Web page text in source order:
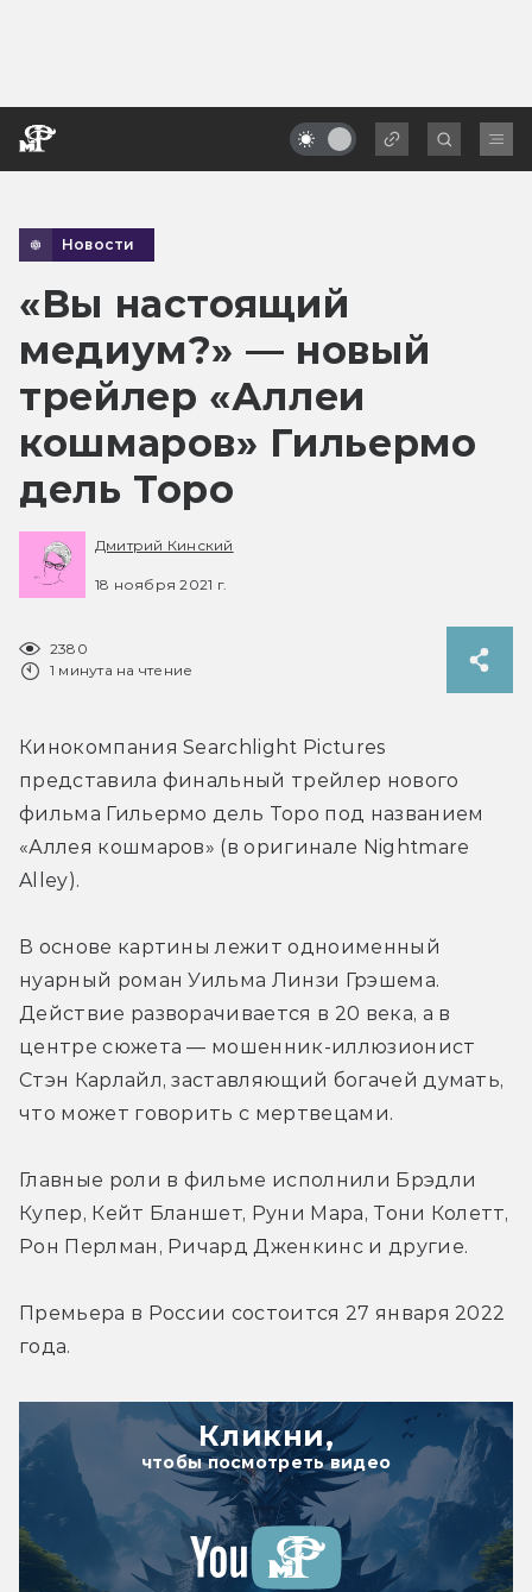
Новости
«Вы настоящий
медиум?» — новый
трейлер «Аллеи
кошмаров» Гильермо
дель Торо
Дмитрий Кинский
18 ноября 2021 г.
2380
1 минута на чтение
Кинокомпания Searchlight Pictures
представила финальный трейлер нового
фильма Гильермо дель Торо под названием
«Аллея кошмаров» (в оригинале Nightmare
Alley).
В основе картины лежит одноименный
нуарный роман Уильма Линзи Грэшема.
Действие разворачивается в 20 века, а в
центре сюжета — мошенник-иллюзионист
Стэн Карлайл, заставляющий богачей думать,
что может говорить с мертвецами.
Главные роли в фильме исполнили Брэдли
Купер, Кейт Бланшет, Руни Мара, Тони Колетт,
Рон Перлман, Ричард Дженкинс и другие.
Премьера в России состоится 27 января 2022
года.
Кликни,
чтобы посмотреть видео